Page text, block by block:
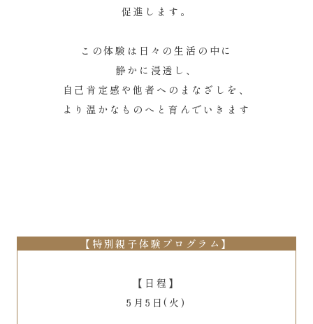
促進します。
この体験は日々の生活の中に
静かに浸透し、
自己肯定感や他者へのまなざしを、
より温かなものへと育んでいきます
【特別親子体験プログラム】
【日程】
5月5日(火)